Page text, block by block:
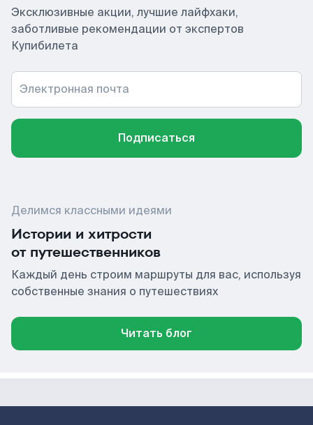
Эксклюзивные акции, лучшие лайфхаки,
заботливые рекомендации от экспертов
Купибилета
Электронная почта
Подписаться
Делимся классными идеями
Истории и хитрости
от путешественников
Каждый день строим маршруты для вас, используя
собственные знания о путешествиях
Читать блог